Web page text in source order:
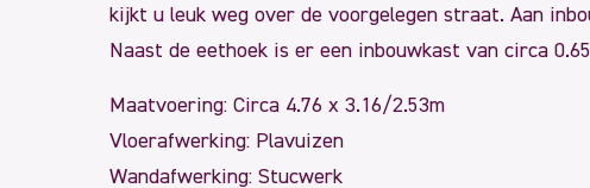
kijkt u leuk weg over de voorgelegen straat. Aan
Naast de eethoek is er een inbouwkast van circa
Maatvoering: Circa 4.76 x 3.16/2.53m
Vloerafwerking: Plavuizen
Wandafwerking: Stucwerk